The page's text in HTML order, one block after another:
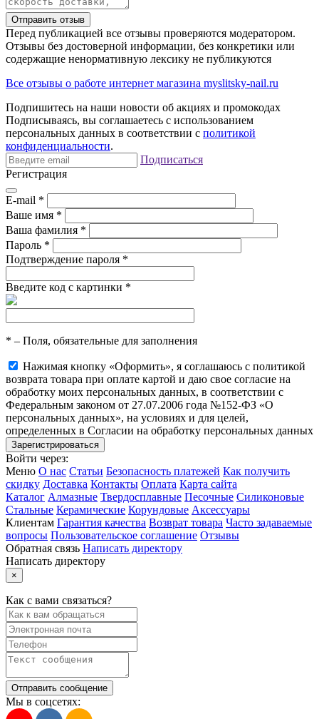
Отправить отзыв
Перед публикацией все отзывы проверяются модератором.
Отзывы без достоверной информации, без конкретики или
содержащие ненормативную лексику не публикуются
Все отзывы о работе интернет магазина myslitsky-nail.ru
Подпишитесь на наши новости об акциях и промокодах
Подписываясь, вы соглашаетесь с использованием
персональных данных в соответствии с политикой
конфиденциальности.
Подписаться
Регистрация
E-mail *
Ваше имя *
Ваша фамилия *
Пароль *
Подтверждение пароля *
Введите код с картинки *
* – Поля, обязательные для заполнения
Нажимая кнопку «Оформить», я соглашаюсь с политикой
возврата товара при оплате картой и даю свое согласие на
обработку моих персональных данных, в соответствии с
Федеральным законом от 27.07.2006 года №152-ФЗ «О
персональных данных», на условиях и для целей,
определенных в Согласии на обработку персональных данных
Войти через:
Меню О нас Статьи Безопасность платежей Как получить
скидку Доставка Контакты Оплата Карта сайта
Каталог Алмазные Твердосплавные Песочные Силиконовые
Стальные Керамические Корундовые Аксессуары
Клиентам Гарантия качества Возврат товара Часто задаваемые
вопросы Пользовательское соглашение Отзывы
Обратная связь Написать директору
Написать директору
×
Как с вами связаться?
Отправить сообщение
Мы в соцсетях: